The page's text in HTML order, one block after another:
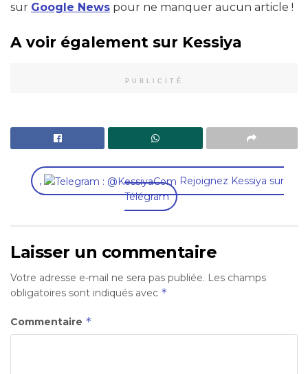
sur Google News pour ne manquer aucun article !
A voir également sur Kessiya
PUBLICITÉ
,
Rejoignez Kessiya sur
Télégram
Laisser un commentaire
Votre adresse e-mail ne sera pas publiée. Les champs
obligatoires sont indiqués avec *
Commentaire *